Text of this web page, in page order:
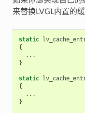
来替换LVGL内置的
static
{
...
}
static
{
...
}